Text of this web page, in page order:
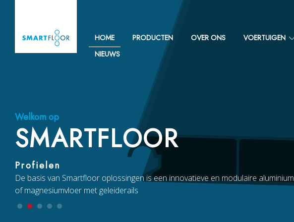
HOME PRODUCTEN OVER ONS VOERTUIGEN
NIEUWS
Welkom op
SMARTFLOOR
Profielen
De basis van Smartfloor oplossingen is een innovatieve en modulaire aluminium
of magnesiumvloer met geleiderails